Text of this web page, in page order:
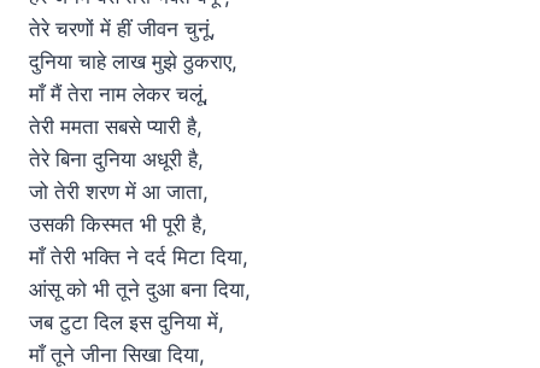
तेरे चरणों में हीं जीवन चुनूं,
दुनिया चाहे लाख मुझे ठुकराए,
माँ मैं तेरा नाम लेकर चलूं,
तेरी ममता सबसे प्यारी है,
तेरे बिना दुनिया अधूरी है,
जो तेरी शरण में आ जाता,
उसकी किस्मत भी पूरी है,
माँ तेरी भक्ति ने दर्द मिटा दिया,
आंसू को भी तूने दुआ बना दिया,
जब टुटा दिल इस दुनिया में,
माँ तूने जीना सिखा दिया,